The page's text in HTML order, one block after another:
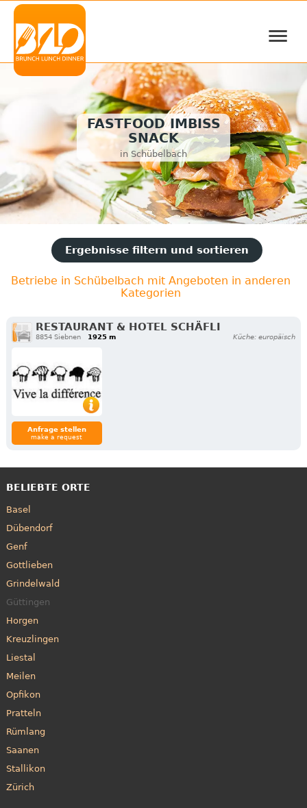
≡
FASTFOOD IMBISS
SNACK
in Schübelbach
Ergebnisse filtern und sortieren
Betriebe in Schübelbach mit Angeboten in anderen
Kategorien
RESTAURANT & HOTEL SCHÄFLI
8854 Siebnen 1925 m Küche: europäisch
Anfrage stellen
make a request
BELIEBTE ORTE
Basel
Dübendorf
Genf
Gottlieben
Grindelwald
Güttingen
Horgen
Kreuzlingen
Liestal
Meilen
Opfikon
Pratteln
Rümlang
Saanen
Stallikon
Zürich